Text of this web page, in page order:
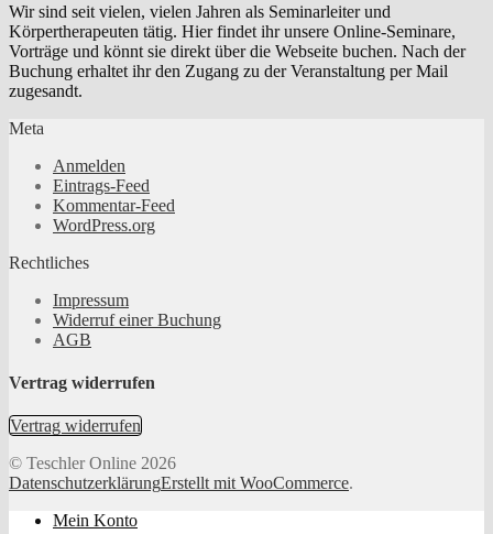
Wir sind seit vielen, vielen Jahren als Seminarleiter und
Körpertherapeuten tätig. Hier findet ihr unsere Online-Seminare,
Vorträge und könnt sie direkt über die Webseite buchen. Nach der
Buchung erhaltet ihr den Zugang zu der Veranstaltung per Mail
zugesandt.
Meta
Anmelden
Eintrags-Feed
Kommentar-Feed
WordPress.org
Rechtliches
Impressum
Widerruf einer Buchung
AGB
Vertrag widerrufen
Vertrag widerrufen
© Teschler Online 2026
DatenschutzerklärungErstellt mit WooCommerce.
Mein Konto